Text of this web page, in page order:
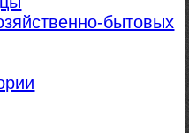
бытовых